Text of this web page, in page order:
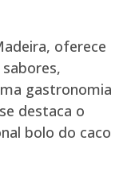
oferece
gastronomia
destaca o
bolo do caco